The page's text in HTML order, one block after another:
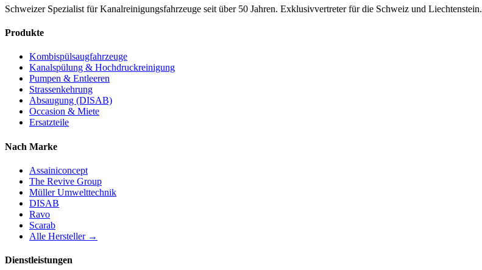
Schweizer Spezialist für Kanalreinigungsfahrzeuge seit über 50 Jahren. Exklusivvertreter für die Schweiz und Liechtenstein.
Produkte
Kombispülsaugfahrzeuge
Kanalspülung & Hochdruckreinigung
Pumpen & Entleeren
Strassenkehrung
Absaugung (DISAB)
Occasion & Miete
Ersatzteile
Nach Marke
Assainiconcept
The Revive Group
Müller Umwelttechnik
DISAB
Ravo
Scarab
Alle Hersteller →
Dienstleistungen